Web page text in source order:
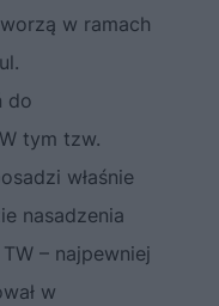
w ramach
do
tym tzw.
właśnie
nasadzenia
– najpewniej
w